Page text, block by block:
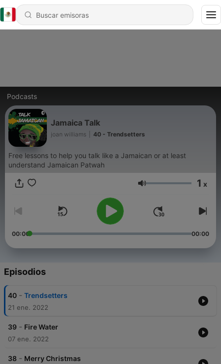
Podcasts
Jamaica Talk
joan williams 40 - Trendsetters
Free lessons to help you talk like a Jamaican or at least
understand Jamaican Patwah
Volumen 1 x
00:00 00:00
Episodios
40 - Trendsetters
21 ene. 2022
39 - Fire Water
07 ene. 2022
38 - Merry Christmas